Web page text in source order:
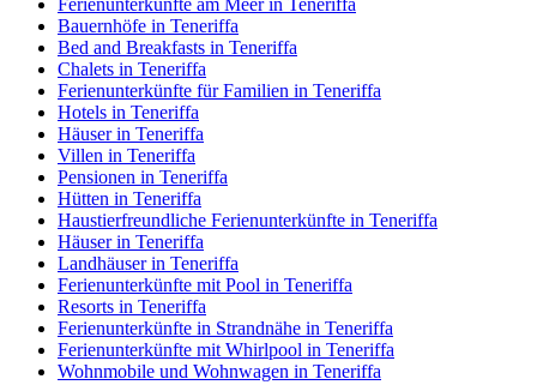
Bauernhöfe in Teneriffa
Bed and Breakfasts in Teneriffa
Chalets in Teneriffa
Ferienunterkünfte für Familien in Teneriffa
Hotels in Teneriffa
Häuser in Teneriffa
Villen in Teneriffa
Pensionen in Teneriffa
Hütten in Teneriffa
Haustierfreundliche Ferienunterkünfte in Teneriffa
Häuser in Teneriffa
Landhäuser in Teneriffa
Ferienunterkünfte mit Pool in Teneriffa
Resorts in Teneriffa
Ferienunterkünfte in Strandnähe in Teneriffa
Ferienunterkünfte mit Whirlpool in Teneriffa
Wohnmobile und Wohnwagen in Teneriffa